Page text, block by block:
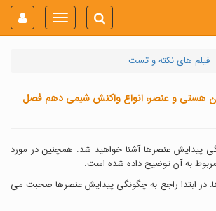
Toggle
navigation
فیلم های نکته و تست
هستی و عنصر، انواع واکنش شیمی دهم فصل
پیدایش عنصرها آشنا خواهید شد. همچنین در مورد
به آن توضیح داده شده است.
در ابتدا راجع به چگونگی پیدایش عنصرها صحبت می